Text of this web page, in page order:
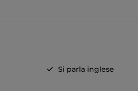
Si parla inglese